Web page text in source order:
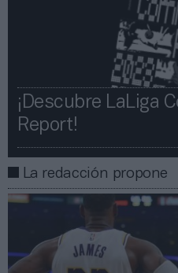
¡Descubre LaLiga
Report!​​
La redacción propone